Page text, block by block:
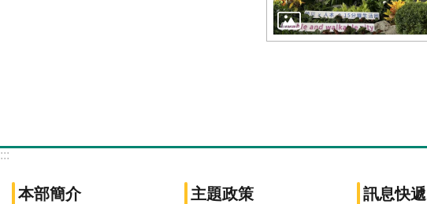
:::
本部簡介 主題政策 訊息快遞